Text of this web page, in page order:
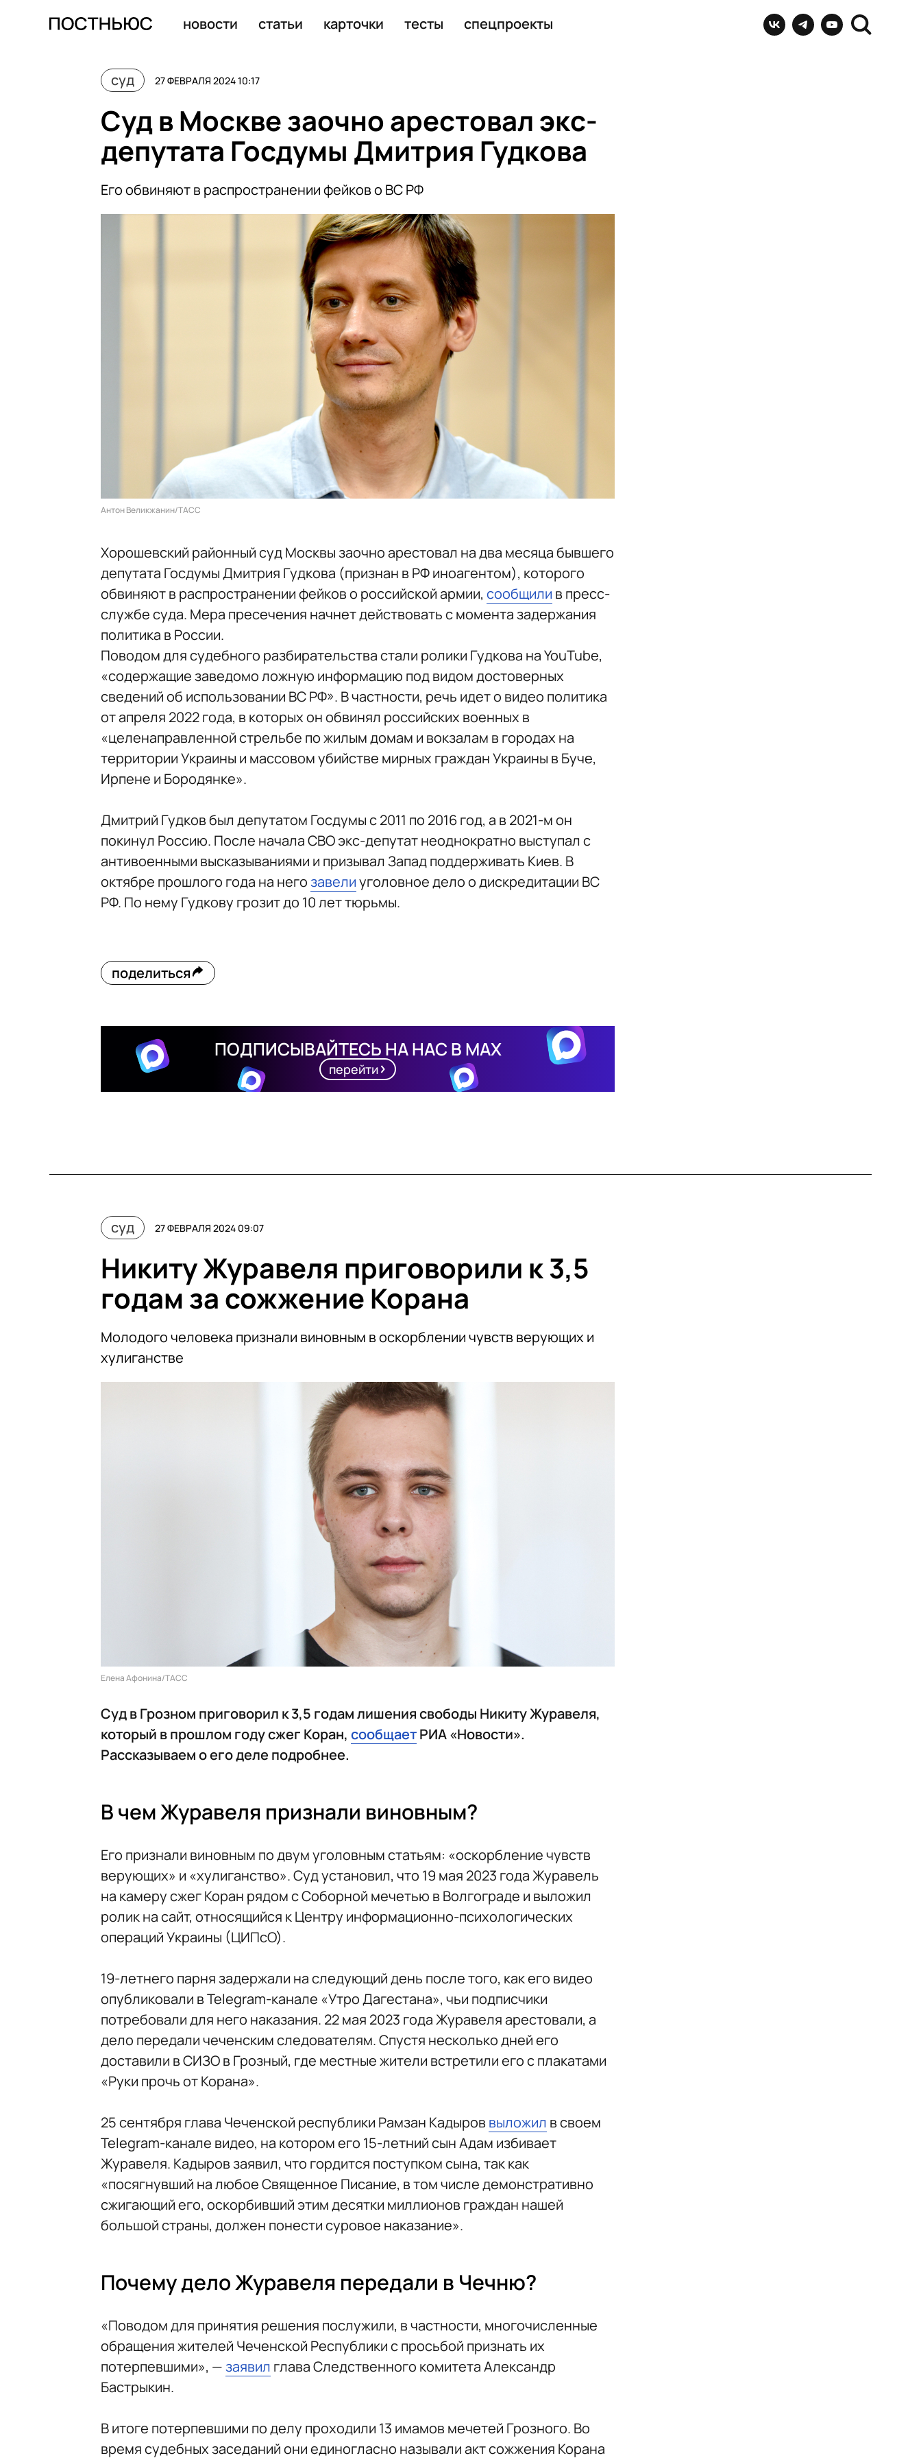
новости статьи карточки тесты спецпроекты
суд 27 ФЕВРАЛЯ 2024 10:17
Суд в Москве заочно арестовал экс-
депутата Госдумы Дмитрия Гудкова
Его обвиняют в распространении фейков о ВС РФ
Антон Великжанин/ТАСС
Хорошевский районный суд Москвы заочно арестовал на два месяца бывшего
депутата Госдумы Дмитрия Гудкова (признан в РФ иноагентом), которого
обвиняют в распространении фейков о российской армии, сообщили в пресс-
службе суда. Мера пресечения начнет действовать с момента задержания
политика в России.
Поводом для судебного разбирательства стали ролики Гудкова на YouTube,
«содержащие заведомо ложную информацию под видом достоверных
сведений об использовании ВС РФ». В частности, речь идет о видео политика
от апреля 2022 года, в которых он обвинял российских военных в
«целенаправленной стрельбе по жилым домам и вокзалам в городах на
территории Украины и массовом убийстве мирных граждан Украины в Буче,
Ирпене и Бородянке».
Дмитрий Гудков был депутатом Госдумы с 2011 по 2016 год, а в 2021-м он
покинул Россию. После начала СВО экс-депутат неоднократно выступал с
антивоенными высказываниями и призывал Запад поддерживать Киев. В
октябре прошлого года на негозавелиуголовное дело о дискредитации ВС
РФ. По нему Гудкову грозит до 10 лет тюрьмы.
поделиться
ПОДПИСЫВАЙТЕСЬ НА НАС В MAX
перейти
суд 27 ФЕВРАЛЯ 2024 09:07
Никиту Журавеля приговорили к 3,5
годам за сожжение Корана
Молодого человека признали виновным в оскорблении чувств верующих и
хулиганстве
Елена Афонина/ТАСС
Суд в Грозном приговорил к 3,5 годам лишения свободы Никиту Журавеля,
который в прошлом году сжег Коран, сообщаетРИА «Новости».
Рассказываем о его деле подробнее.
В чем Журавеля признали виновным?
Его признали виновным по двум уголовным статьям: «оскорбление чувств
верующих» и «хулиганство». Суд установил, что 19 мая 2023 года Журавель
на камеру сжег Коран рядом с Соборной мечетью в Волгограде и выложил
ролик на сайт, относящийся к Центру информационно-психологических
операций Украины (ЦИПсО).
19-летнего парня задержали на следующий день после того, как его видео
опубликовали в Telegram-канале «Утро Дагестана», чьи подписчики
потребовали для него наказания. 22 мая 2023 года Журавеля арестовали, а
дело передали чеченским следователям. Спустя несколько дней его
доставили в СИЗО в Грозный, где местные жители встретили его с плакатами
«Руки прочь от Корана».
25 сентября глава Чеченской республики Рамзан Кадыров выложил в своем
Telegram-канале видео, на котором его 15-летний сын Адам избивает
Журавеля. Кадыров заявил, что гордится поступком сына, так как
«посягнувший на любое Священное Писание, в том числе демонстративно
сжигающий его, оскорбивший этим десятки миллионов граждан нашей
большой страны, должен понести суровое наказание».
Почему дело Журавеля передали в Чечню?
«Поводом для принятия решения послужили, в частности, многочисленные
обращения жителей Чеченской Республики с просьбой признать их
потерпевшими», —заявил глава Следственного комитета Александр
Бастрыкин.
В итоге потерпевшими по делу проходили 13 имамов мечетей Грозного. Во
время судебных заседаний они единогласно называли акт сожжения Корана